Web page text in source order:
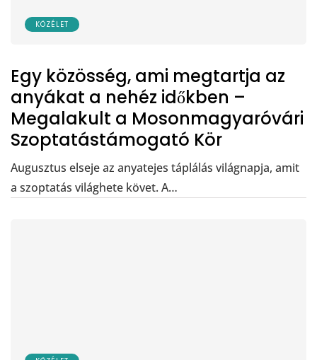
KÖZÉLET
Egy közösség, ami megtartja az
anyákat a nehéz időkben –
Megalakult a Mosonmagyaróvári
Szoptatástámogató Kör
Augusztus elseje az anyatejes táplálás világnapja, amit
a szoptatás világhete követ. A…